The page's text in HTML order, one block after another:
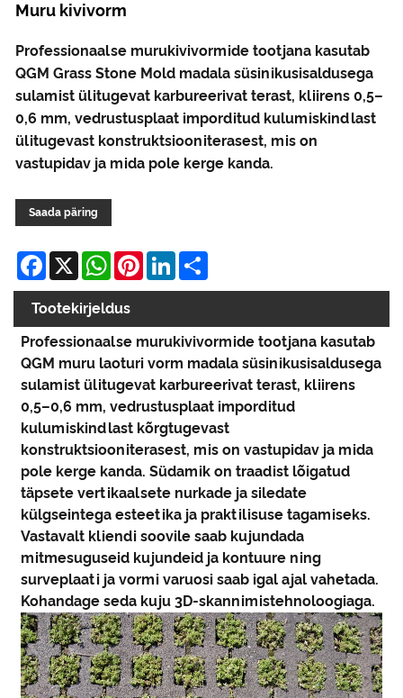
Muru kivivorm
Professionaalse murukivivormide tootjana kasutab
QGM Grass Stone Mold madala süsinikusisaldusega
sulamist ülitugevat karbureerivat terast, kliirens 0,5–
0,6 mm, vedrustusplaat imporditud kulumiskindlast
ülitugevast konstruktsiooniterasest, mis on
vastupidav ja mida pole kerge kanda.
Saada päring
Facebook
X WhatsApp
PinterestLinkedIn
Tootekirjeldus
Professionaalse murukivivormide tootjana kasutab
QGM muru laoturi vorm madala süsinikusisaldusega
sulamist ülitugevat karbureerivat terast, kliirens
0,5–0,6 mm, vedrustusplaat imporditud
kulumiskindlast kõrgtugevast
konstruktsiooniterasest, mis on vastupidav ja mida
pole kerge kanda. Südamik on traadist lõigatud
täpsete vertikaalsete nurkade ja siledate
külgseintega esteetika ja praktilisuse tagamiseks.
Vastavalt kliendi soovile saab kujundada
mitmesuguseid kujundeid ja kontuure ning
surveplaati ja vormi varuosi saab igal ajal vahetada.
Kohandage seda kuju 3D-skannimistehnoloogiaga.